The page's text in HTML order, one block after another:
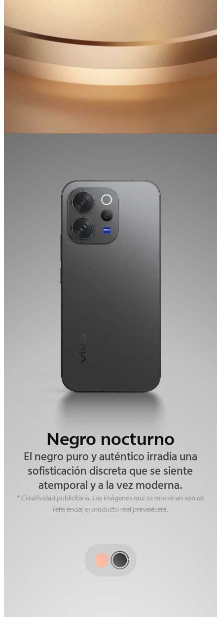
Dorado amanecer
Captura la hora más mágica del cielo.
Este acabado se funde con la suave y
cautivadora luz del atardecer,
inspirando ensoñaciones románticas.
* Creatividad publicitaria. Las imágenes que se muestran son de
Negro nocturno
El negro puro y auténtico irradia una
sofisticación discreta que se siente
atemporal y a la vez moderna.